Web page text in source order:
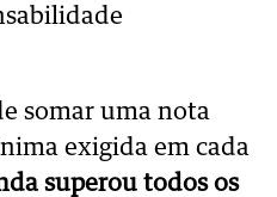
somar uma nota
exigida em cada
superou todos os